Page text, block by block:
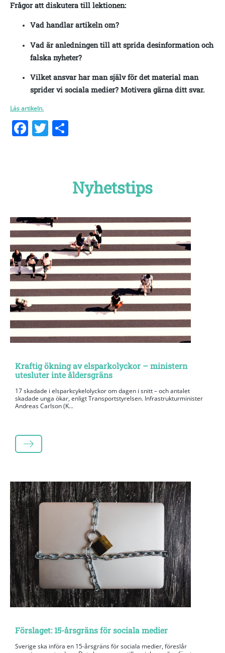
Frågor att diskutera till lektionen:
Vad handlar artikeln om?
Vad är anledningen till att sprida desinformation och
falska nyheter?
Vilket ansvar har man själv för det material man
sprider vi sociala medier? Motivera gärna ditt svar.
Läs artikeln.
Facebook
Twitter
Nyhetstips
Kraftig ökning av elsparkolyckor – ministern
utesluter inte åldersgräns
17 skadade i elsparkcykelolyckor om dagen i snitt – och antalet
skadade unga ökar, enligt Transportstyrelsen. Infrastrukturminister
Andreas Carlson (K...
LÄS MER
Förslaget: 15-årsgräns för sociala medier
Sverige ska införa en 15-årsgräns för sociala medier, föreslår